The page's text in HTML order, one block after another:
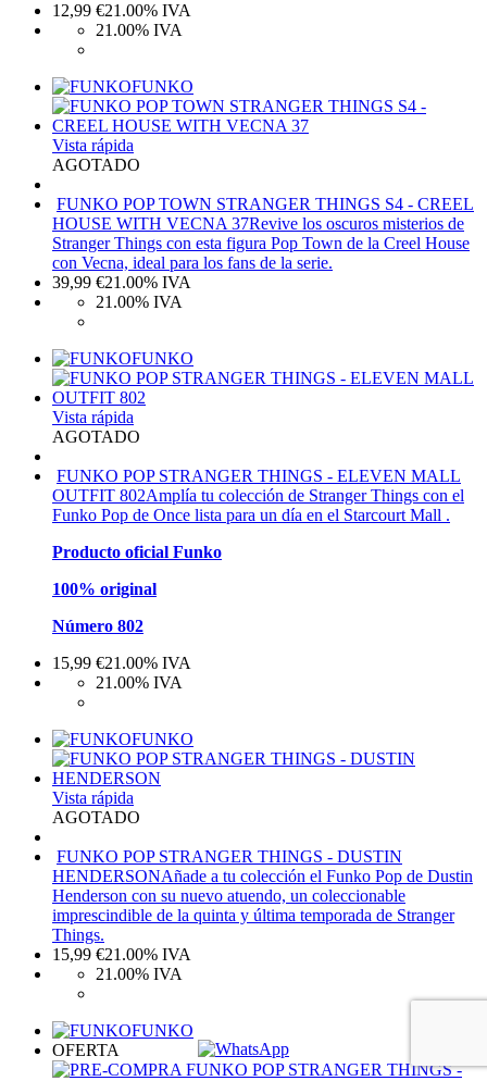
12,99 €21.00% IVA
21.00% IVA
FUNKO
Vista rápida
AGOTADO
FUNKO POP TOWN STRANGER THINGS S4 - CREEL
HOUSE WITH VECNA 37Revive los oscuros misterios de
Stranger Things con esta figura Pop Town de la Creel House
con Vecna, ideal para los fans de la serie.
39,99 €21.00% IVA
21.00% IVA
FUNKO
Vista rápida
AGOTADO
FUNKO POP STRANGER THINGS - ELEVEN MALL
OUTFIT 802Amplía tu colección de Stranger Things con el
Funko Pop de Once lista para un día en el Starcourt Mall .
Producto oficial Funko
100% original
Número 802
15,99 €21.00% IVA
21.00% IVA
FUNKO
Vista rápida
AGOTADO
FUNKO POP STRANGER THINGS - DUSTIN
HENDERSONAñade a tu colección el Funko Pop de Dustin
Henderson con su nuevo atuendo, un coleccionable
imprescindible de la quinta y última temporada de Stranger
Things.
15,99 €21.00% IVA
21.00% IVA
FUNKO
OFERTA